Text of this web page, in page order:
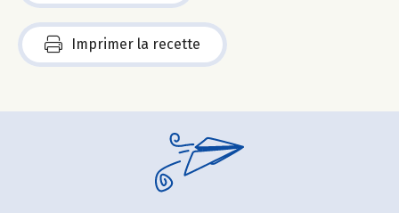
Imprimer la recette